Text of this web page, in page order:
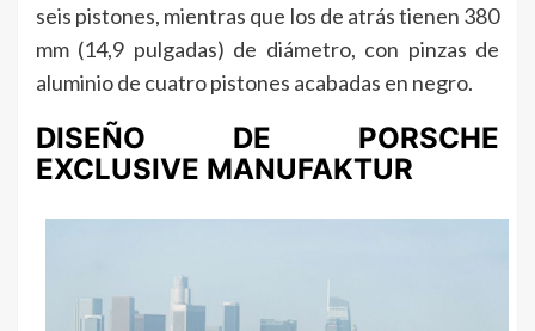
seis pistones, mientras que los de atrás tienen 380
mm (14,9 pulgadas) de diámetro, con pinzas de
aluminio de cuatro pistones acabadas en negro.
DISEÑO DE PORSCHE
EXCLUSIVE MANUFAKTUR